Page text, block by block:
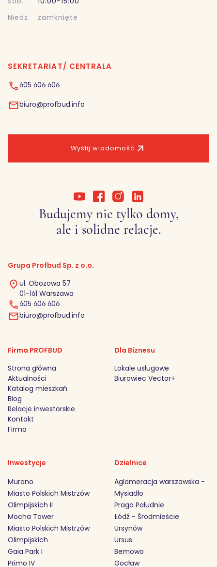
Wyślij wiadomość
Niedz.
zamknięte
SEKRETARIAT/ CENTRALA
605 606 606
biuro@profbud.info
Budujemy nie tylko domy,
ale i solidne relacje.
Grupa Profbud Sp. z o.o.
ul. Obozowa 57
01-161 Warszawa
605 606 606
biuro@profbud.info
Firma PROFBUD
Strona główna
Aktualności
Katalog mieszkań
Blog
Relacje inwestorskie
Kontakt
Firma
Dla Biznesu
Lokale usługowe
Biurowiec Vector+
Inwestycje
Murano
Miasto Polskich Mistrzów
Olimpijskich II
Mocha Tower
Miasto Polskich Mistrzów
Olimpijskich
Gaia Park I
Primo IV
Dzielnice
Aglomeracja warszawska -
Mysiadło
Praga Południe
Łódź - Środmieście
Ursynów
Ursus
Bemowo
Gocław